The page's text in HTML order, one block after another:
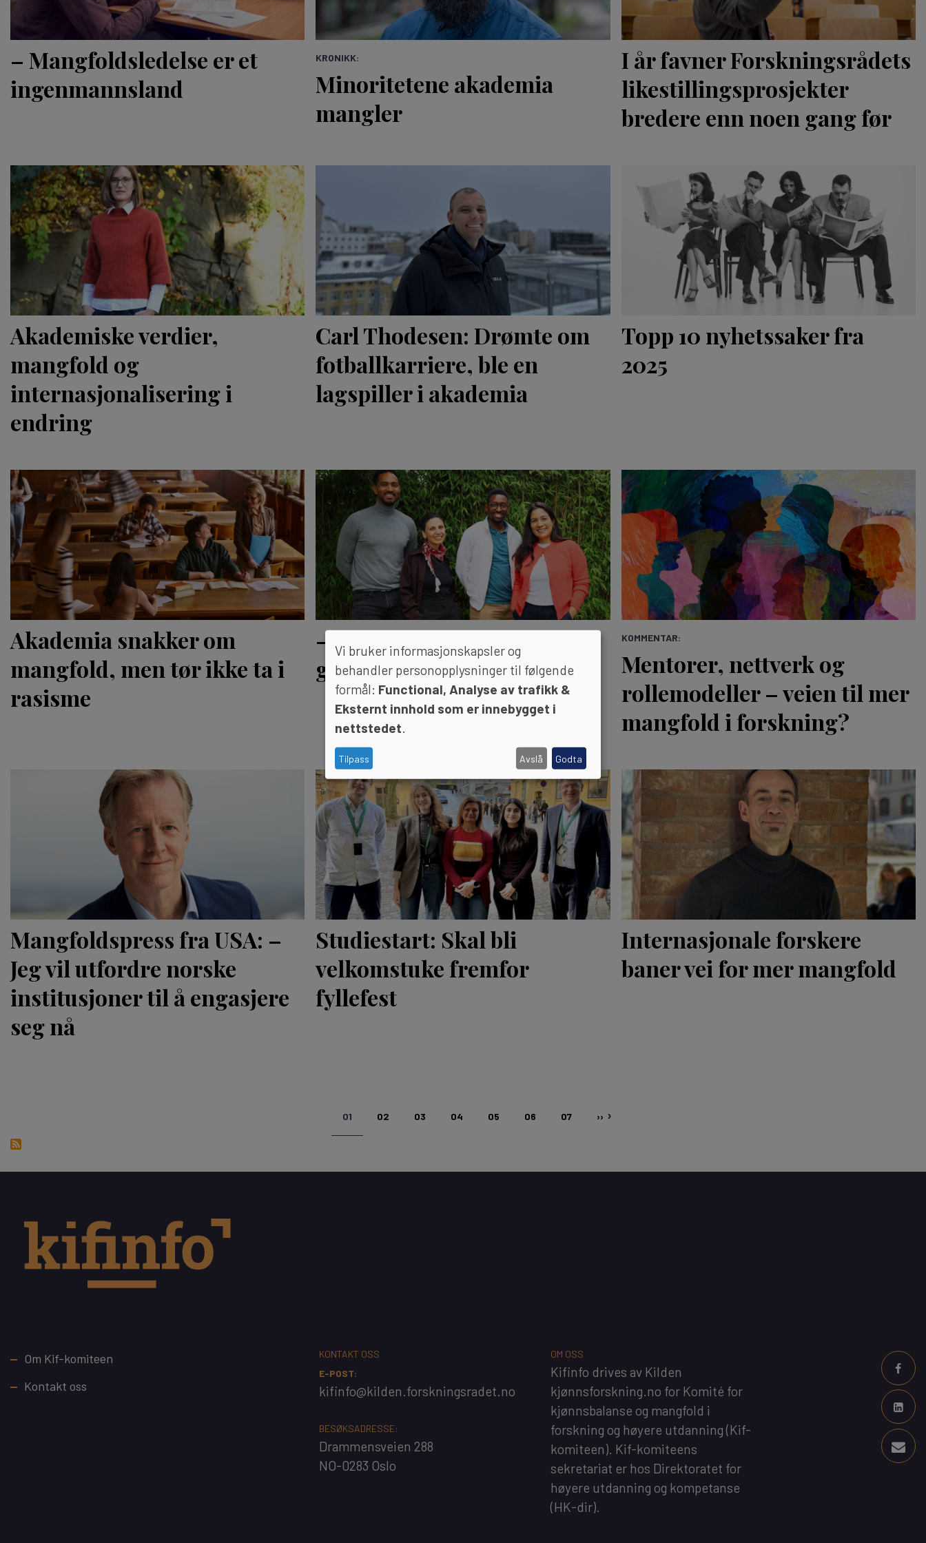
– Mangfoldsledelse er et
ingenmannsland
KRONIKK:
Minoritetene akademia
mangler
I år favner Forskningsrådets
likestillingsprosjekter
bredere enn noen gang før
Akademiske verdier,
mangfold og
internasjonalisering i
endring
Carl Thodesen: Drømte om
fotballkarriere, ble en
lagspiller i akademia
Topp 10 nyhetssaker fra
2025
Akademia snakker om
mangfold, men tør ikke ta i
rasisme
– Mangfold er utfordrende
greier
KOMMENTAR:
Mentorer, nettverk og
rollemodeller – veien til mer
mangfold i forskning?
Mangfoldspress fra USA: –
Jeg vil utfordre norske
institusjoner til å engasjere
seg nå
Studiestart: Skal bli
velkomstuke fremfor
fyllefest
Internasjonale forskere
baner vei for mer mangfold
NÅVÆRENDE
01 SIDE
02 SIDE
03 SIDE
04 SIDE
05 SIDE
06 SIDE
07
NESTE
››
Footer
Om Kif-komiteen
Kontakt oss
KONTAKT OSS
E-POST:
kifinfo@kilden.forskningsradet.no
BESØKSADRESSE:
Drammensveien 288
NO-0283 Oslo
OM OSS
Kifinfo drives av Kilden
kjønnsforskning.no for Komité for
kjønnsbalanse og mangfold i
forskning og høyere utdanning(Kif-
komiteen). Kif-komiteens
sekretariat er hos Direktoratet for
høyere utdanning og kompetanse
(HK-dir).
Vi bruker informasjonskapsler og
behandler personopplysninger til følgende
formål: Functional, Analyse av trafikk &
Eksternt innhold som er innebygget i
nettstedet.
Tilpass Avslå Godta